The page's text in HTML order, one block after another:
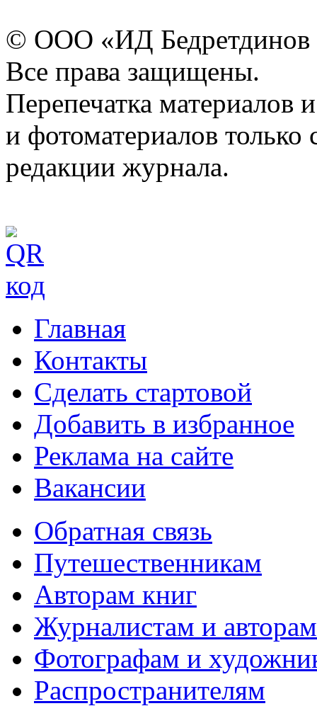
© ООО «ИД
Все права защищены.
Перепечатка материалов
и фотоматериалов
редакции журнала.
Главная
Контакты
Сделать стартовой
Добавить в избранное
Реклама на сайте
Вакансии
Обратная связь
Путешественникам
Авторам книг
Журналистам и авторам
Фотографам и
Распространителям